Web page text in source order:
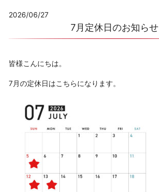
2026/06/27
7月定休日のお知らせ
皆様こんにちは。
7月の定休日はこちらになります。